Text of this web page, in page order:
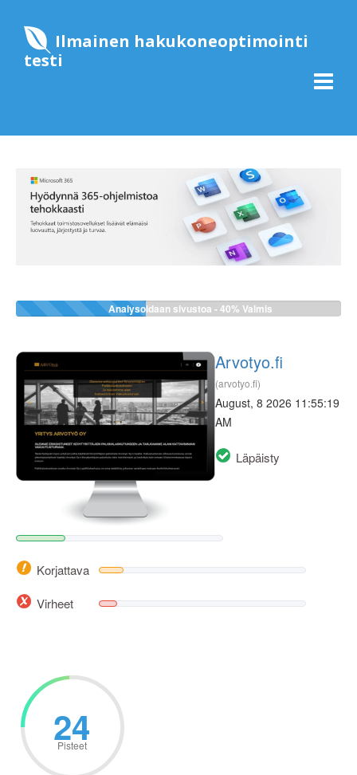
Ilmainen hakukoneoptimointi
testi
Analysoidaan sivustoa -48% Valmis
Arvotyo.fi
(arvotyo.fi)
August, 8 2026 11:55:19
AM
Läpäisty
Korjattava
Virheet
30
Pisteet